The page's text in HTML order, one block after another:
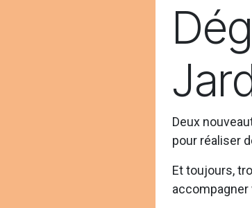
Deux
pour réaliser
Et toujours,
accompagner